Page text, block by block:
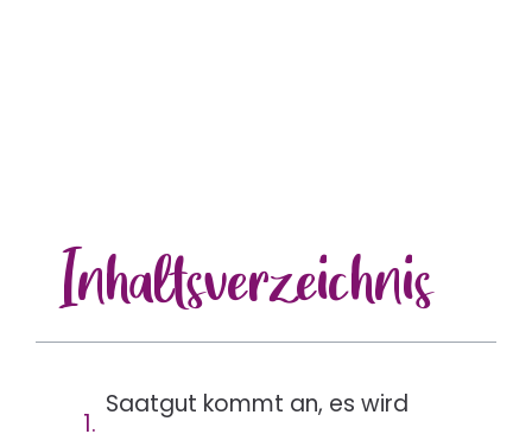
Inhaltsverzeichnis
Saatgut kommt an, es wird